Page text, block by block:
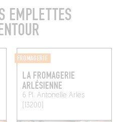
EMPLETTES
FROMAGERIE
LA FROMAGERIE
ARLÉSIENNE
6 Pl. Antonelle Arles
(13200)